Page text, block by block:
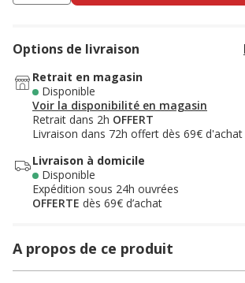
Options de livraison
Retrait en magasin
Disponible
Voir la disponibilité en magasin
Retrait dans 2h OFFERT
Livraison dans 72h offert dès 69€ d'achat
Livraison à domicile
Disponible
Expédition sous 24h ouvrées
OFFERTE dès 69€ d’achat
A propos de ce produit